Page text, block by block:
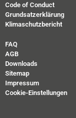
Code of Conduct
Grundsatzerklärung
Klimaschutzbericht
FAQ
AGB
Downloads
Sitemap
Impressum
Cookie-Einstellungen